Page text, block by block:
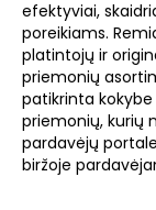
efektyviai,
poreikiams.
platintojų ir
priemonių
patikrinta
priemonių, kurių
pardavėjų
biržoje